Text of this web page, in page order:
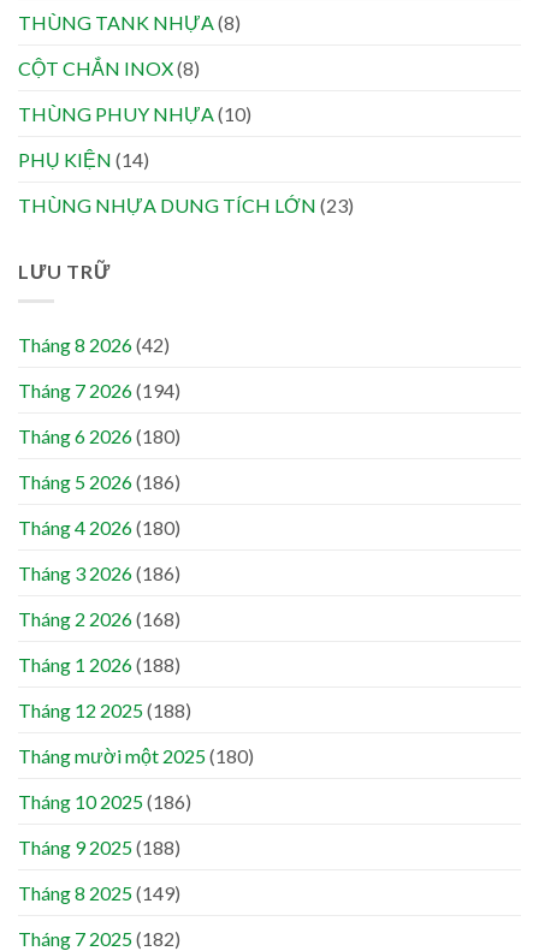
THÙNG TANK NHỰA(8)
CỘT CHẮN INOX(8)
THÙNG PHUY NHỰA(10)
PHỤ KIỆN (14)
THÙNG NHỰA DUNG TÍCH LỚN (23)
LƯU TRỮ
Tháng 8 2026(42)
Tháng 7 2026(194)
Tháng 6 2026(180)
Tháng 5 2026(186)
Tháng 4 2026(180)
Tháng 3 2026(186)
Tháng 2 2026(168)
Tháng 1 2026(188)
Tháng 12 2025(188)
Tháng mười một 2025(180)
Tháng 10 2025(186)
Tháng 9 2025(188)
Tháng 8 2025(149)
Tháng 7 2025(182)